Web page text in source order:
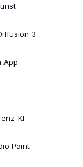
3
App
KI
Paint